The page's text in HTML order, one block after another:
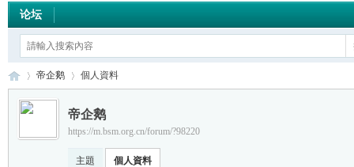
论坛
›
帝企鹅 個人資料
帝企鹅
https://m.bsm.org.cn/forum/?98220
主題 個人資料